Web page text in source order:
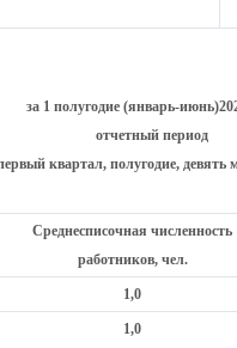
за 1 полугодие (январь-
отчетный период
квартал, полугодие, девять
Среднесписочная численность
работников, чел.
1,0
1,0